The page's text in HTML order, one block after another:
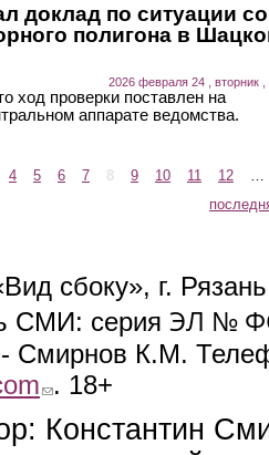
доклад по ситуации со
полигона в
2026 февраля 24 , вторник ,
ход проверки поставлен на
аппарате ведомства.
4 5 6 7 8 9 10 11 12
сбоку», г.
СМИ: серия ЭЛ №
- Смирнов К.М.
(link sends e-mail)
. 18+
Константин